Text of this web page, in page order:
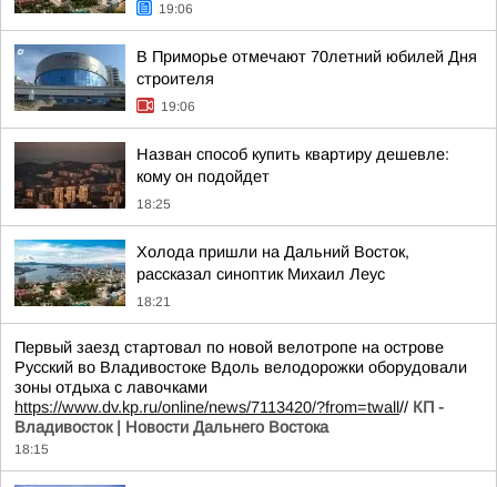
19:06
В Приморье отмечают 70летний юбилей Дня
строителя
19:06
Назван способ купить квартиру дешевле:
кому он подойдет
18:25
Холода пришли на Дальний Восток,
рассказал синоптик Михаил Леус
18:21
Первый заезд стартовал по новой велотропе на острове
Русский во Владивостоке Вдоль велодорожки оборудовали
зоны отдыха с лавочками
https://www.dv.kp.ru/online/news/7113420/?from=twall// КП -
Владивосток | Новости Дальнего Востока
18:15